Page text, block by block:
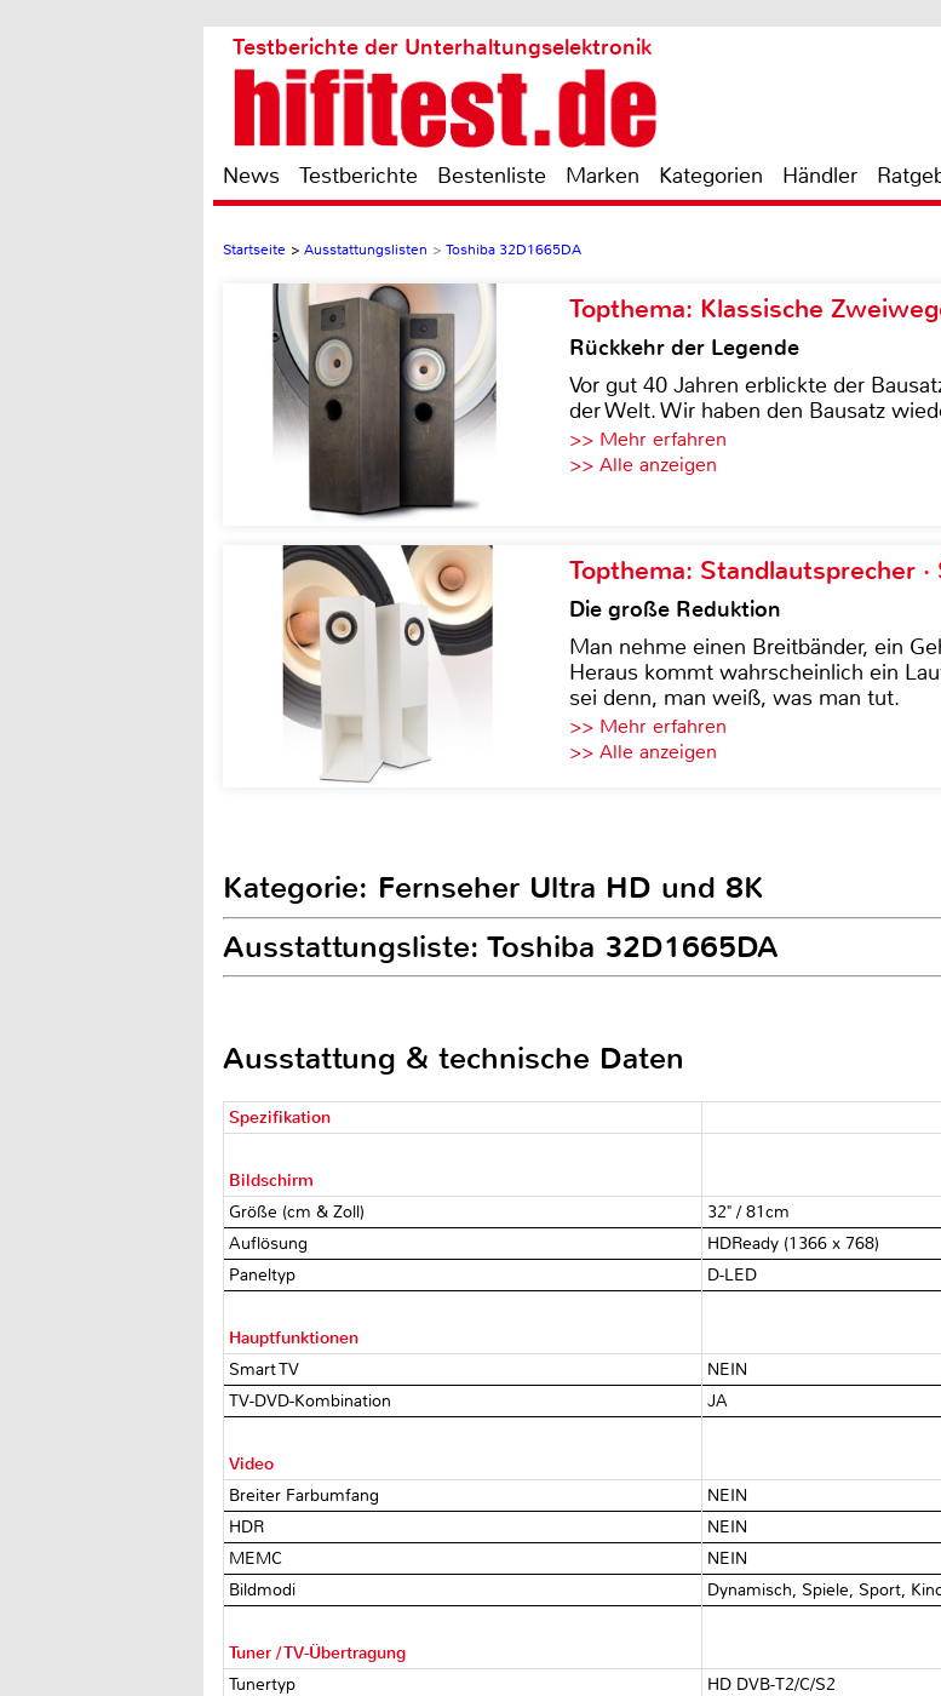
Testberichte der Unterhaltungselektronik
News Testberichte Bestenliste Marken Kategorien Händler
Startseite > Ausstattungslisten > Toshiba 32D1665DA
Topthema: Klassische
Rückkehr der Legende
Vor gut 40 Jahren erblickte der
der Welt. Wir haben den Bausatz
>> Mehr erfahren
>> Alle anzeigen
Topthema: Standlautsprecher
Die große Reduktion
Man nehme einen Breitbänder, ein
Heraus kommt wahrscheinlich ein
sei denn, man weiß, was man tut.
>> Mehr erfahren
>> Alle anzeigen
Kategorie: Fernseher Ultra HD und 8K
Ausstattungsliste: Toshiba 32D1665DA
Ausstattung & technische Daten
Spezifikation
Bildschirm
Größe (cm & Zoll)
32" / 81cm
Auflösung
HDReady (1366 x 768)
Paneltyp
D-LED
Hauptfunktionen
Smart TV
NEIN
TV-DVD-Kombination
JA
Video
Breiter Farbumfang
NEIN
HDR
NEIN
MEMC
NEIN
Bildmodi
Dynamisch, Spiele, Sport,
Tuner / TV-Übertragung
Tunertyp
HD DVB-T2/C/S2